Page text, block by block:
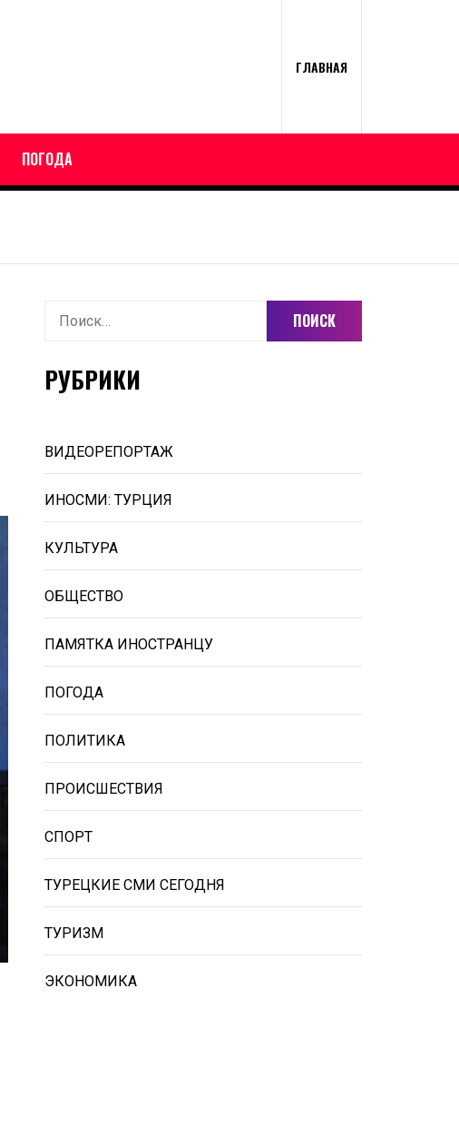
ГЛАВНАЯ
ПОГОДА
Найти:
РУБРИКИ
ВИДЕОРЕПОРТАЖ
ИНОСМИ: ТУРЦИЯ
КУЛЬТУРА
ОБЩЕСТВО
ПАМЯТКА ИНОСТРАНЦУ
ПОГОДА
ПОЛИТИКА
ПРОИСШЕСТВИЯ
СПОРТ
ТУРЕЦКИЕ СМИ СЕГОДНЯ
ТУРИЗМ
ЭКОНОМИКА